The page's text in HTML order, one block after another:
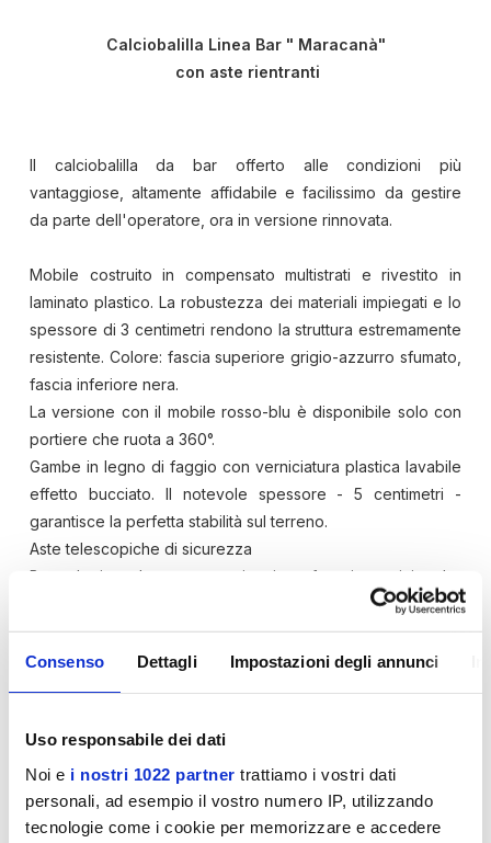
Consenso Dettagli Impostazioni degli annunci
Uso responsabile dei dati
Noi e i nostri 1022 partner trattiamo i vostri dati
personali, ad esempio il vostro numero IP, utilizzando
tecnologie come i cookie per memorizzare e accedere
Calciobalilla Linea Bar " Maracanà"
con aste rientranti
Il calciobalilla da bar offerto alle condizioni più
vantaggiose, altamente affidabile e facilissimo da gestire
da parte dell'operatore, ora in versione rinnovata.
Mobile costruito in compensato multistrati e rivestito in
laminato plastico. La robustezza dei materiali impiegati e lo
spessore di 3 centimetri rendono la struttura estremamente
resistente. Colore: fascia superiore grigio-azzurro sfumato,
fascia inferiore nera.
La versione con il mobile rosso-blu è disponibile solo con
portiere che ruota a 360°.
Gambe in legno di faggio con verniciatura plastica lavabile
effetto bucciato. Il notevole spessore - 5 centimetri -
garantisce la perfetta stabilità sul terreno.
Aste telescopiche di sicurezza
Boccole in nylon con cuscinetti a sfera in acciaio che
migliorano notevolmente la scorrevolezza delle aste:
aumenta la velocità, e quindi la piacevolezza, del gioco,
mentre diminuiscono le sollecitazioni ai polsi dei giocatori.
posizione. Colori delle squadre: blu / rosso.
Campo di gioco in vetro temperato (spessore mm. 5) con
fermavetro di nuova concezione: digradano perfettamente
verso il campo gioco senza creare scalini.